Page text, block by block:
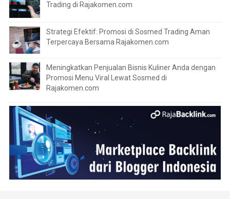
Trading di Rajakomen.com
Strategi Efektif: Promosi di Sosmed Trading Aman
Terpercaya Bersama Rajakomen.com
Meningkatkan Penjualan Bisnis Kuliner Anda dengan
Promosi Menu Viral Lewat Sosmed di
Rajakomen.com